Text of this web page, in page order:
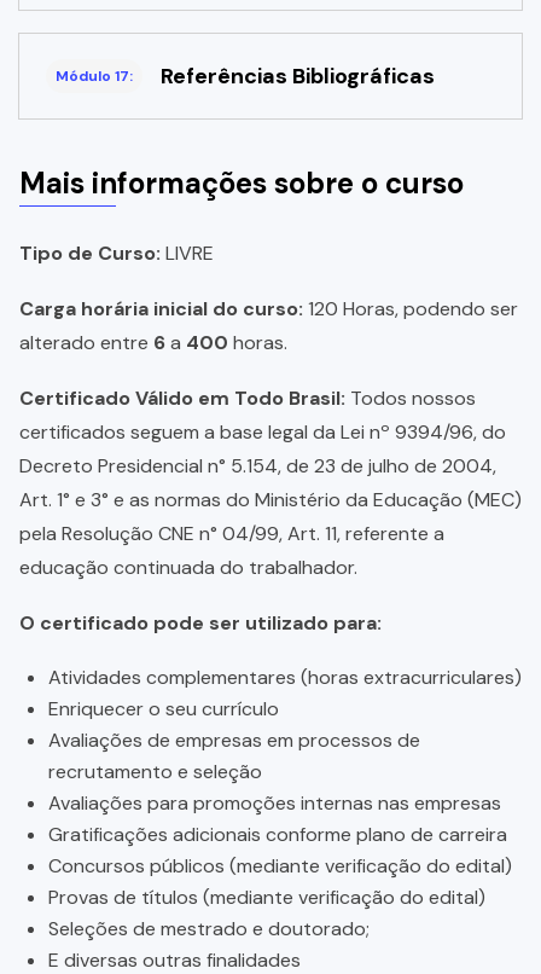
Módulo 17: Referências Bibliográficas
Mais informações sobre o curso
Tipo de Curso: LIVRE
Carga horária inicial do curso: 120 Horas, podendo ser
alterado entre 6a 400 horas.
Certificado Válido em Todo Brasil: Todos nossos
certificados seguem a base legal da Lei nº 9394/96, do
Decreto Presidencial n° 5.154, de 23 de julho de 2004,
Art. 1° e 3° e as normas do Ministério da Educação (MEC)
pela Resolução CNE n° 04/99, Art. 11, referente a
educação continuada do trabalhador.
O certificado pode ser utilizado para:
Atividades complementares (horas extracurriculares)
Enriquecer o seu currículo
Avaliações de empresas em processos de
recrutamento e seleção
Avaliações para promoções internas nas empresas
Gratificações adicionais conforme plano de carreira
Concursos públicos (mediante verificação do edital)
Provas de títulos (mediante verificação do edital)
Seleções de mestrado e doutorado;
E diversas outras finalidades